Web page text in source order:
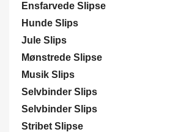
Ensfarvede Slipse
Hunde Slips
Jule Slips
Mønstrede Slipse
Musik Slips
Selvbinder Slips
Selvbinder Slips
Stribet Slipse